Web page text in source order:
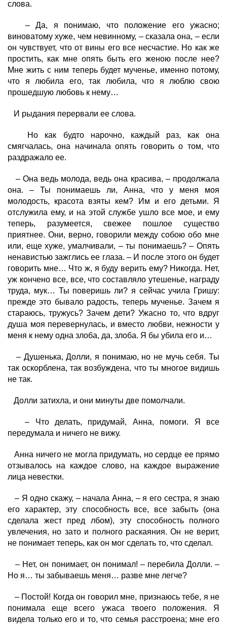
слова.
– Да, я понимаю, что положение его ужасно;
виноватому хуже, чем невинному, – сказала она, – если
он чувствует, что от вины его все несчастие. Но как же
простить, как мне опять быть его женою после нее?
Мне жить с ним теперь будет мученье, именно потому,
что я любила его, так любила, что я люблю свою
прошедшую любовь к нему…
И рыдания перервали ее слова.
Но как будто нарочно, каждый раз, как она
смягчалась, она начинала опять говорить о том, что
раздражало ее.
– Она ведь молода, ведь она красива, – продолжала
она. – Ты понимаешь ли, Анна, что у меня моя
молодость, красота взяты кем? Им и его детьми. Я
отслужила ему, и на этой службе ушло все мое, и ему
теперь, разумеется, свежее пошлое существо
приятнее. Они, верно, говорили между собою обо мне
или, еще хуже, умалчивали, – ты понимаешь? – Опять
ненавистью зажглись ее глаза. – И после этого он будет
говорить мне… Что ж, я буду верить ему? Никогда. Нет,
уж кончено все, все, что составляло утешенье, награду
труда, мук… Ты поверишь ли? я сейчас учила Гришу:
прежде это бывало радость, теперь мученье. Зачем я
стараюсь, тружусь? Зачем дети? Ужасно то, что вдруг
душа моя перевернулась, и вместо любви, нежности у
меня к нему одна злоба, да, злоба. Я бы убила его и…
– Душенька, Долли, я понимаю, но не мучь себя. Ты
так оскорблена, так возбуждена, что ты многое видишь
не так.
Долли затихла, и они минуты две помолчали.
– Что делать, придумай, Анна, помоги. Я все
передумала и ничего не вижу.
Анна ничего не могла придумать, но сердце ее прямо
отзывалось на каждое слово, на каждое выражение
лица невестки.
– Я одно скажу, – начала Анна, – я его сестра, я знаю
его характер, эту способность все, все забыть (она
сделала жест пред лбом), эту способность полного
увлечения, но зато и полного раскаяния. Он не верит,
не понимает теперь, как он мог сделать то, что сделал.
– Нет, он понимает, он понимал! – перебила Долли. –
Но я… ты забываешь меня… разве мне легче?
– Постой! Когда он говорил мне, признаюсь тебе, я не
понимала еще всего ужаса твоего положения. Я
видела только его и то, что семья расстроена; мне его